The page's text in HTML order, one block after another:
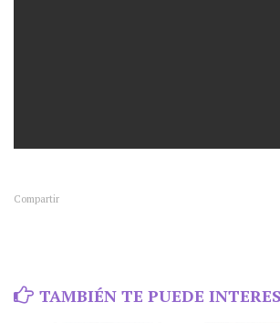
Compartir
TAMBIÉN TE PUEDE